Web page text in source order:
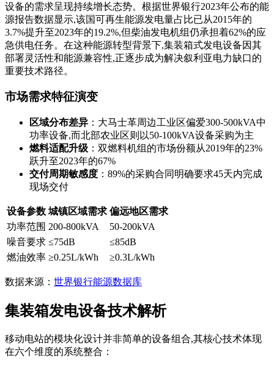
设备的需求呈现持续增长态势。根据世界银行2023年公布的能
源报告数据显示,该国可再生能源发电量占比已从2015年的
3.7%提升至2023年的19.2%,但柴油发电机组仍承担着62%的应
急供电任务。在这种能源转型背景下,集装箱式发电设备因其
部署灵活性和能源兼容性,正逐步成为解决叙利亚电力缺口的
重要技术路径。
市场需求特征演变
区域分布差异 ：大马士革周边工业区偏爱300-500kVA中
功率设备,而北部农业区则以50-100kVA设备采购为主
燃料适配升级 ：双燃料机组的市场份额从2019年的23%
跃升至2023年的67%
交付周期敏感度 ：89%的采购合同明确要求45天内完成
现场交付
设备参数 城镇区域需求 偏远地区需求
功率范围 200-800kVA
50-200kVA
噪音要求 ≤75dB
≤85dB
燃油效率 ≥0.25L/kWh ≥0.3L/kWh
数据来源： 世界银行能源数据库
集装箱发电设备技术解析
移动电站的模块化设计并非简单的设备组合,其核心技术体现
在六个维度的系统整合：